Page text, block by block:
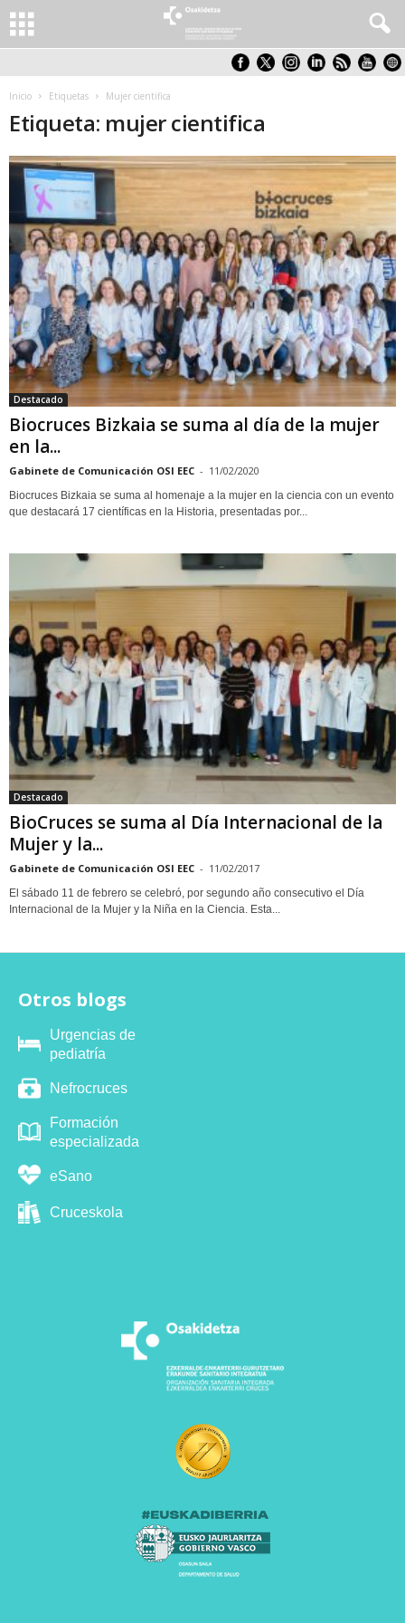
Inicio Etiquetas Mujer cientifica
Etiqueta: mujer cientifica
Destacado
Biocruces Bizkaia se suma al día de la mujer
en la...
Gabinete de Comunicación OSI EEC - 11/02/2020
Biocruces Bizkaia se suma al homenaje a la mujer en la ciencia con un evento
que destacará 17 científicas en la Historia, presentadas por...
Destacado
BioCruces se suma al Día Internacional de la
Mujer y la...
Gabinete de Comunicación OSI EEC - 11/02/2017
El sábado 11 de febrero se celebró, por segundo año consecutivo el Día
Internacional de la Mujer y la Niña en la Ciencia. Esta...
Otros blogs
Urgencias de
pediatría
Nefrocruces
Formación
especializada
eSano
Cruceskola